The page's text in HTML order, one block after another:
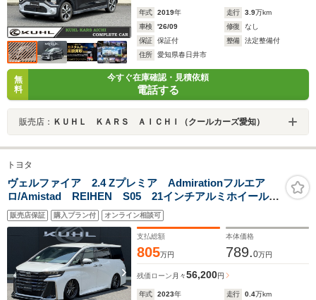
年式 2019年 走行 3.9万km
車検
'26/09 修復
なし
保証
保証付 整備
法定整備付
住所
愛知県春日井市
無
料
今すぐ在庫確認・見積依頼
電話する
販売店： ＫＵＨＬ ＫＡＲＳ ＡＩＣＨＩ（クールカーズ愛知）
トヨタ
ヴェルファイア 2.4 Zプレミア Admirationフルエア
ロ/Amistad REIHEN S05 21インチアルミホイール21
インチAW/ローダウンサスペンション/禁煙車
販売店保証 購入プラン付 オンライン相談可
支払総額
805万円
本体価格
789.0万円
残価ローン 月々56,200円
年式 2023年 走行 0.4万km